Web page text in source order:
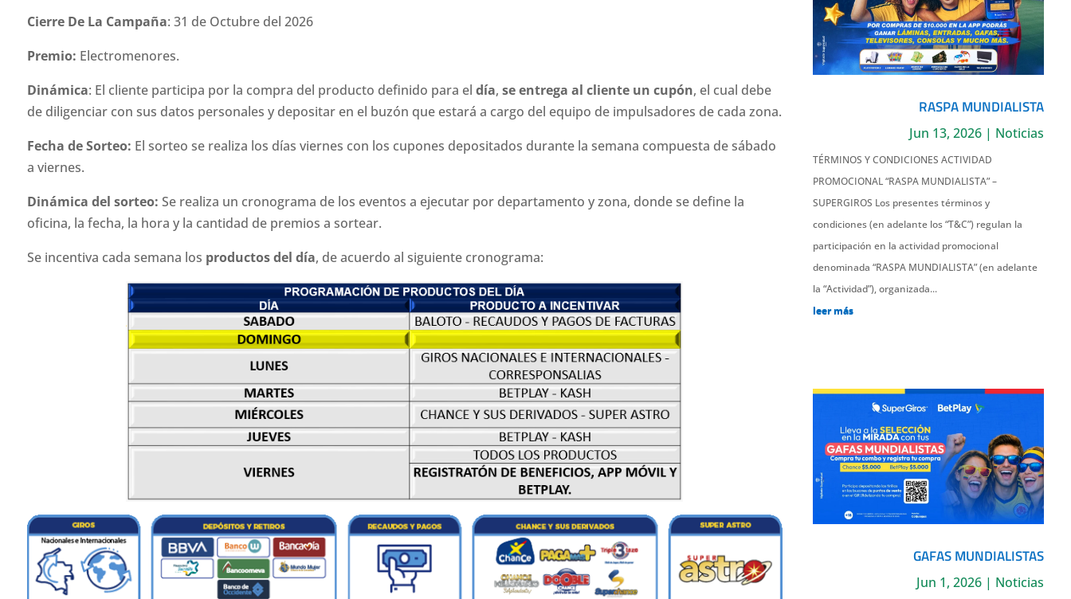
Cierre De La Campaña: 31 de Octubre del 2026
Premio: Electromenores.
Dinámica: El cliente participa por la compra del producto definido para el día, se entrega al cliente un cupón, el cual debe
de diligenciar con sus datos personales y depositar en el buzón que estará a cargo del equipo de impulsadores de cada zona.
Fecha de Sorteo: El sorteo se realiza los días viernes con los cupones depositados durante la semana compuesta de sábado
a viernes.
Dinámica del sorteo: Se realiza un cronograma de los eventos a ejecutar por departamento y zona, donde se define la
oficina, la fecha, la hora y la cantidad de premios a sortear.
Se incentiva cada semana los productos del día, de acuerdo al siguiente cronograma:
RASPA MUNDIALISTA
Jun 13, 2026 | Noticias
TÉRMINOS Y CONDICIONES ACTIVIDAD
PROMOCIONAL “RASPA MUNDIALISTA” –
SUPERGIROS Los presentes términos y
condiciones (en adelante los “T&C”) regulan la
participación en la actividad promocional
denominada “RASPA MUNDIALISTA” (en adelante
la “Actividad”), organizada...
leer más
GAFAS MUNDIALISTAS
Jun 1, 2026 | Noticias